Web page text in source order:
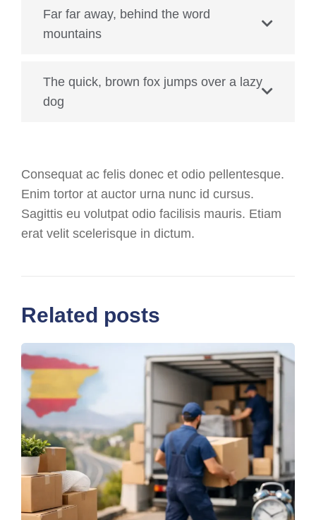
Far far away, behind the word
mountains
The quick, brown fox jumps over a lazy
dog
Consequat ac felis donec et odio pellentesque.
Enim tortor at auctor urna nunc id cursus.
Sagittis eu volutpat odio facilisis mauris. Etiam
erat velit scelerisque in dictum.
Related posts